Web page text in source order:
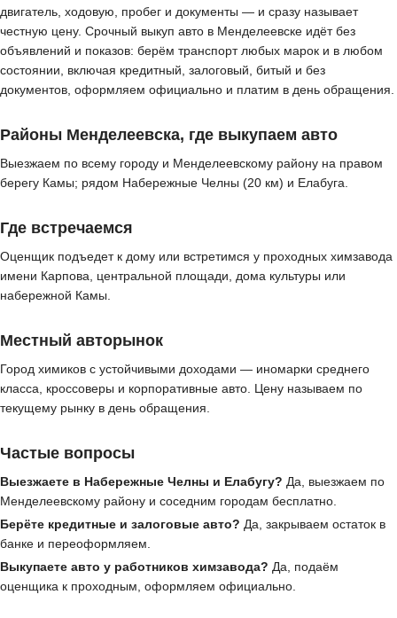
двигатель, ходовую, пробег и документы — и сразу называет
честную цену. Срочный выкуп авто в Менделеевске идёт без
объявлений и показов: берём транспорт любых марок и в любом
состоянии, включая кредитный, залоговый, битый и без
документов, оформляем официально и платим в день обращения.
Районы Менделеевска, где выкупаем авто
Выезжаем по всему городу и Менделеевскому району на правом
берегу Камы; рядом Набережные Челны (20 км) и Елабуга.
Где встречаемся
Оценщик подъедет к дому или встретимся у проходных химзавода
имени Карпова, центральной площади, дома культуры или
набережной Камы.
Местный авторынок
Город химиков с устойчивыми доходами — иномарки среднего
класса, кроссоверы и корпоративные авто. Цену называем по
текущему рынку в день обращения.
Частые вопросы
Выезжаете в Набережные Челны и Елабугу? Да, выезжаем по
Менделеевскому району и соседним городам бесплатно.
Берёте кредитные и залоговые авто? Да, закрываем остаток в
банке и переоформляем.
Выкупаете авто у работников химзавода? Да, подаём
оценщика к проходным, оформляем официально.